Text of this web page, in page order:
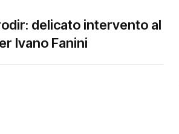
delicato intervento al
Ivano Fanini